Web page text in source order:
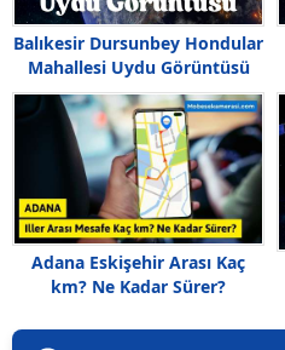
Balıkesir Dursunbey Hondular
Mahallesi Uydu Görüntüsü
Adana Eskişehir Arası Kaç
km? Ne Kadar Sürer?